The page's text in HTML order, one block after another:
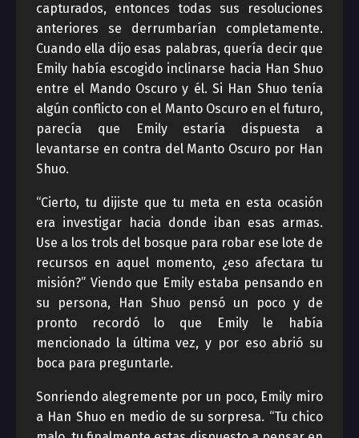
capturados, entonces todas sus resoluciones
anteriores se derrumbarían completamente.
Cuando ella dijo esas palabras, quería decir que
Emily había escogido inclinarse hacia Han Shuo
entre el Mando Oscuro y él. Si Han Shuo tenía
algún conflicto con el Manto Oscuro en el futuro,
parecía que Emily estaría dispuesta a
levantarse en contra del Manto Oscuro por Han
Shuo.
“Cierto, tu dijiste que tu meta en esta ocasión
era investigar hacia donde iban esas armas.
Use a los trols del bosque para robar ese lote de
recursos en aquel momento, ¿eso afectara tu
misión?” Viendo que Emily estaba pensando en
su persona, Han Shuo pensó un poco y de
pronto recordó lo que Emily le había
mencionado la última vez, y por eso abrió su
boca para preguntarle.
Sonriendo alegremente por un poco, Emily miro
a Han Shuo en medio de su sorpresa. “Tu chico